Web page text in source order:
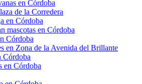
en Córdoba
de la Corredera
en Córdoba
mascotas en Córdoba
Córdoba
en Zona de la Avenida del Brillante
Córdoba
en Córdoba